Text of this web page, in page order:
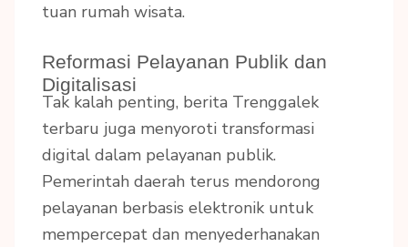
tuan rumah wisata.
Reformasi Pelayanan Publik dan
Digitalisasi
Tak kalah penting, berita Trenggalek
terbaru juga menyoroti transformasi
digital dalam pelayanan publik.
Pemerintah daerah terus mendorong
pelayanan berbasis elektronik untuk
mempercepat dan menyederhanakan